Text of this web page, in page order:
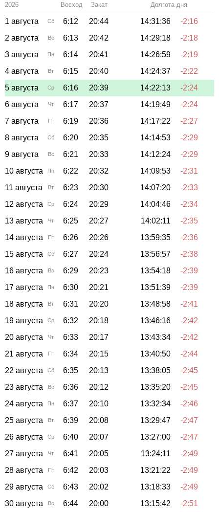
2026 Восход Закат Долгота дня
1 августа Сб 6:12 20:44 14:31:36
-2:16
2 августа
Вс 6:13 20:42 14:29:18
-2:18
3 августа
Пн 6:14 20:41 14:26:59
-2:19
4 августа
Вт 6:15 20:40 14:24:37
-2:22
5 августа
Ср 6:16 20:39 14:22:13
-2:24
6 августа
Чт 6:17 20:37 14:19:49
-2:24
7 августа
Пт 6:19 20:36 14:17:22
-2:27
8 августа
Сб 6:20 20:35 14:14:53
-2:29
9 августа
Вс 6:21 20:33 14:12:24
-2:29
10 августа
Пн 6:22 20:32 14:09:53
-2:31
11 августа
Вт 6:23 20:30 14:07:20
-2:33
12 августа
Ср 6:24 20:29 14:04:46
-2:34
13 августа
Чт 6:25 20:27 14:02:11
-2:35
14 августа
Пт 6:26 20:26 13:59:35
-2:36
15 августа
Сб 6:27 20:24 13:56:57
-2:38
16 августа
Вс 6:29 20:23 13:54:18
-2:39
17 августа
Пн 6:30 20:21 13:51:39
-2:39
18 августа
Вт 6:31 20:20 13:48:58
-2:41
19 августа
Ср 6:32 20:18 13:46:16
-2:42
20 августа
Чт 6:33 20:17 13:43:34
-2:42
21 августа
Пт 6:34 20:15 13:40:50
-2:44
22 августа
Сб 6:35 20:13 13:38:05
-2:45
23 августа
Вс 6:36 20:12 13:35:20
-2:45
24 августа
Пн 6:37 20:10 13:32:34
-2:46
25 августа
Вт 6:39 20:08 13:29:47
-2:47
26 августа
Ср 6:40 20:07 13:27:00
-2:47
27 августа
Чт 6:41 20:05 13:24:11
-2:49
28 августа
Пт 6:42 20:03 13:21:22
-2:49
29 августа
Сб 6:43 20:02 13:18:33
-2:49
30 августа
Вс 6:44 20:00 13:15:42 -2:51